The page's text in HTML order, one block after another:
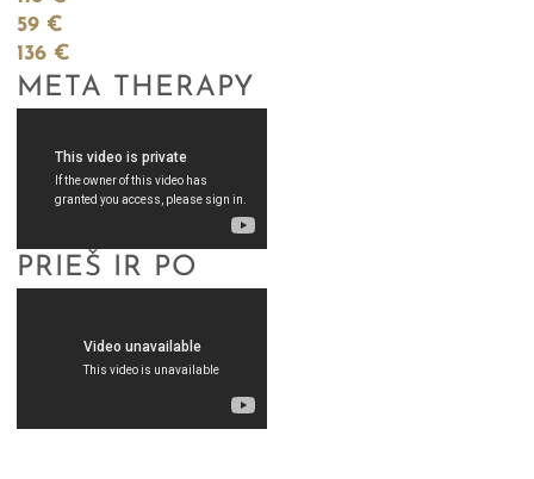
59 €
136 €
META THERAPY
PRIEŠ IR PO